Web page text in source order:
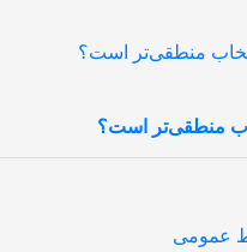
منطقی‌تر است؟
عمومی